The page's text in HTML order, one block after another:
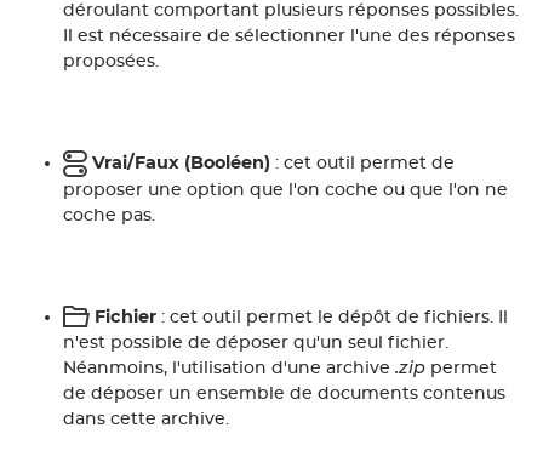
déroulant comportant plusieurs réponses possibles.
Il est nécessaire de sélectionner l'une des réponses
proposées.
Vrai/Faux (Booléen) : cet outil permet de
proposer une option que l'on coche ou que l'on ne
coche pas.
Fichier : cet outil permet le dépôt de fichiers. Il
n'est possible de déposer qu'un seul fichier.
Néanmoins, l'utilisation d'une archive .zip permet
de déposer un ensemble de documents contenus
dans cette archive.